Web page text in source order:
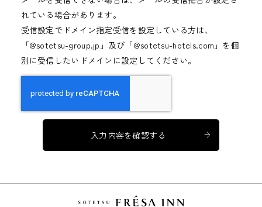
れている場合があります。
受信設定でドメイン指定受信を設定している方は、
「@sotetsu-group.jp」及び「@sotetsu-hotels.com」を個
別に受信したいドメインに設定してください。
入力内容を確認する